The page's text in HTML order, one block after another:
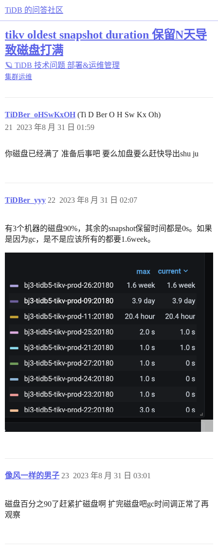
TiDB 的问答社区
tikv oldest snapshot duration 保留N天导
致磁盘打满
🪐 TiDB 技术问题 部署&运维管理
集群运维
TiDBer_oHSwKxOH (Ti D Ber O H Sw Kx Oh)
2023 年8 月 31 日 01:59
21
你磁盘已经满了 准备后事吧 要么加盘要么赶快导出shu ju
TiDBer_yyy 2023 年8 月 31 日 02:07
22
有3个机器的磁盘90%，其余的snapshot保留时间都是0s。如果
是因为gc，是不是应该所有的都要1.6week。
像风一样的男子 2023 年8 月 31 日 03:01
23
磁盘百分之90了赶紧扩磁盘啊 扩完磁盘吧gc时间调正常了再
观察